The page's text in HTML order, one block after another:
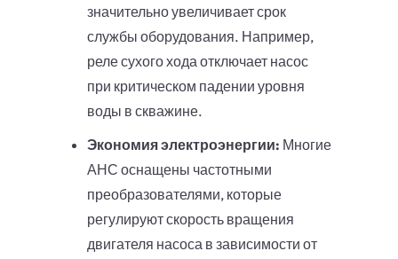
значительно увеличивает срок
службы оборудования. Например,
реле сухого хода отключает насос
при критическом падении уровня
воды в скважине.
Экономия электроэнергии: Многие
АНС оснащены частотными
преобразователями, которые
регулируют скорость вращения
двигателя насоса в зависимости от